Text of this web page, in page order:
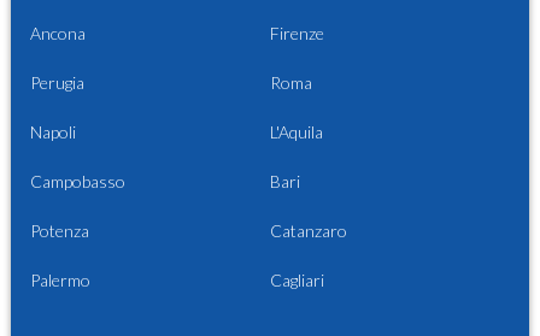
Ancona Firenze
Perugia Roma
Napoli L'Aquila
Campobasso Bari
Potenza Catanzaro
Palermo Cagliari